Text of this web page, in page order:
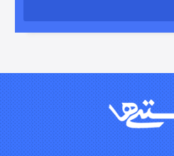
فصل ۲